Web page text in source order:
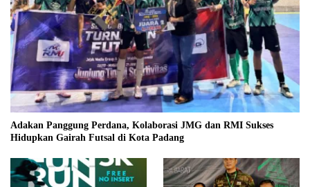
Adakan Panggung Perdana, Kolaborasi JMG dan RMI Sukses
Hidupkan Gairah Futsal di Kota Padang